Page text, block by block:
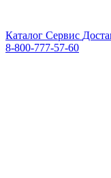
Каталог Сервис
8-800-777-57-60